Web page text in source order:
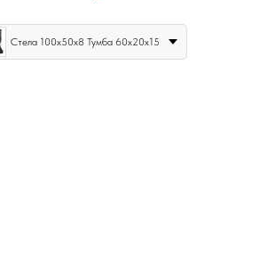
Стела 100х50х8 Тумба 60х20х15